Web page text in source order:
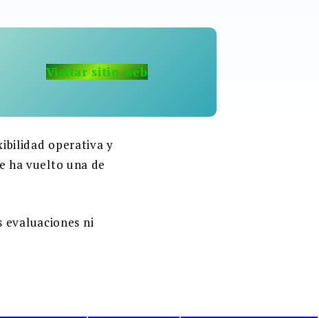
Visitar sitio web
operativa y
ha vuelto una de
evaluaciones ni